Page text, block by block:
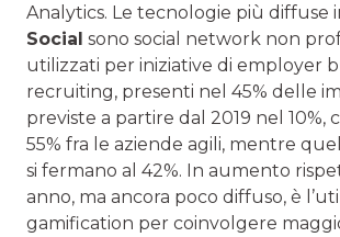
Analytics. Le tecnologie più diffuse
Social sono social network non
utilizzati per iniziative di employer
recruiting, presenti nel 45% delle
previste a partire dal 2019 nel 10%,
55% fra le aziende agili, mentre
si fermano al 42%. In aumento
anno, ma ancora poco diffuso, è
gamification per coinvolgere